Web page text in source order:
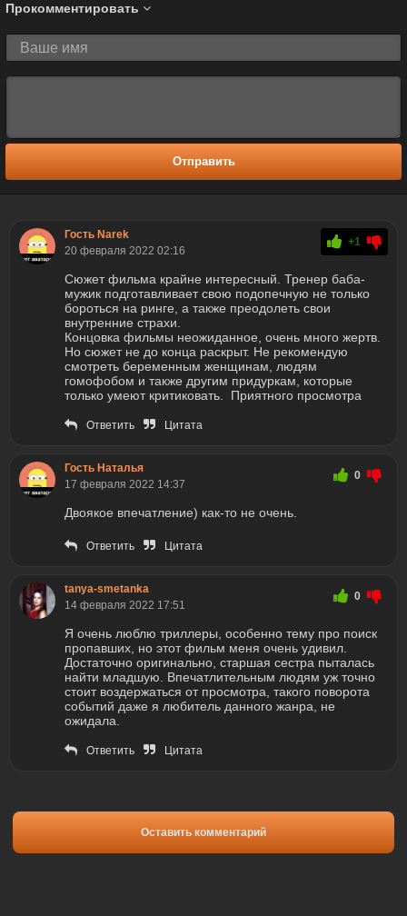
Прокомментировать
Отправить
Гость Narek
20 февраля 2022 02:16
+1
Сюжет фильма крайне интересный. Тренер баба-
мужик подготавливает свою подопечную не только
бороться на ринге, а также преодолеть свои
внутренние страхи.
Концовка фильмы неожиданное, очень много жертв.
Но сюжет не до конца раскрыт. Не рекомендую
смотреть беременным женщинам, людям
гомофобом и также другим придуркам, которые
только умеют критиковать. Приятного просмотра
Ответить Цитата
Гость Наталья
17 февраля 2022 14:37
0
Двоякое впечатление) как-то не очень.
Ответить Цитата
tanya-smetanka
14 февраля 2022 17:51
0
Я очень люблю триллеры, особенно тему про поиск
пропавших, но этот фильм меня очень удивил.
Достаточно оригинально, старшая сестра пыталась
найти младшую. Впечатлительным людям уж точно
стоит воздержаться от просмотра, такого поворота
событий даже я любитель данного жанра, не
ожидала.
Ответить Цитата
Оставить комментарий